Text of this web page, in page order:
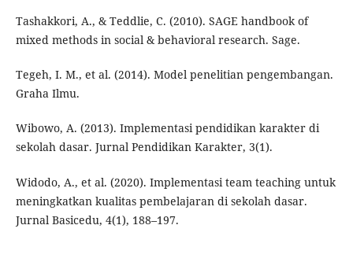
Tashakkori, A., & Teddlie, C. (2010). SAGE handbook of
mixed methods in social & behavioral research. Sage.
Tegeh, I. M., et al. (2014). Model penelitian pengembangan.
Graha Ilmu.
Wibowo, A. (2013). Implementasi pendidikan karakter di
sekolah dasar. Jurnal Pendidikan Karakter, 3(1).
Widodo, A., et al. (2020). Implementasi team teaching untuk
meningkatkan kualitas pembelajaran di sekolah dasar.
Jurnal Basicedu, 4(1), 188–197.